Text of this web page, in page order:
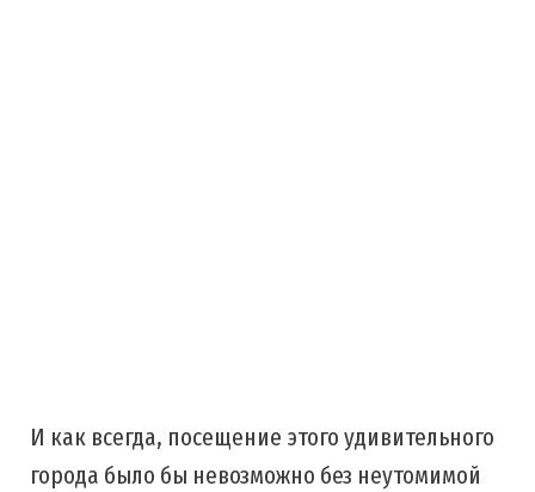
И как всегда, посещение этого удивительного
города было бы невозможно без неутомимой